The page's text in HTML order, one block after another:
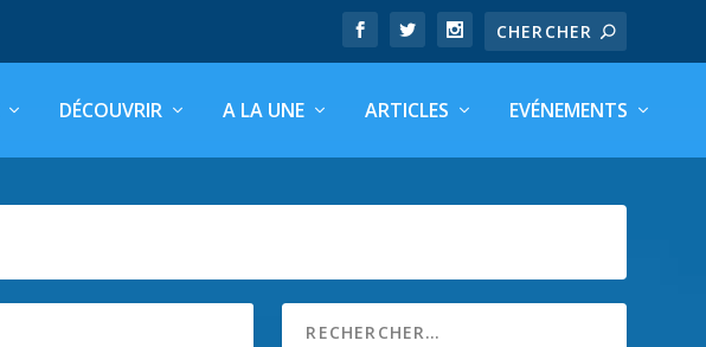
DÉCOUVRIR A LA UNE ARTICLES EVÉNEMENTS